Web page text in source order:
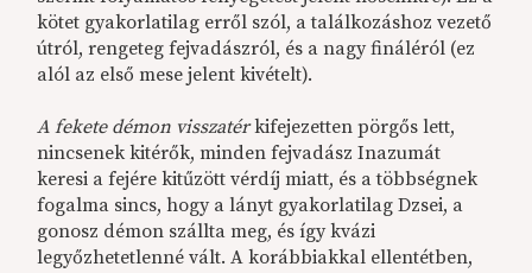
kötet gyakorlatilag erről szól, a találkozáshoz vezető
útról, rengeteg fejvadászról, és a nagy fináléról (ez
alól az első mese jelent kivételt).
A fekete démon visszatérkifejezetten pörgős lett,
nincsenek kitérők, minden fejvadász Inazumát
keresi a fejére kitűzött vérdíj miatt, és a többségnek
fogalma sincs, hogy a lányt gyakorlatilag Dzsei, a
gonosz démon szállta meg, és így kvázi
legyőzhetetlenné vált. A korábbiakkal ellentétben,